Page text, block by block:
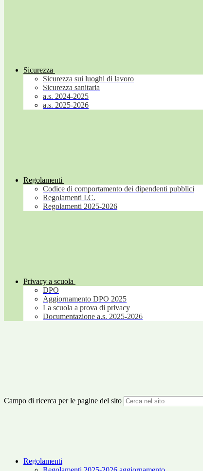
Sicurezza
Sicurezza sui luoghi di lavoro
Sicurezza sanitaria
a.s. 2024-2025
a.s. 2025-2026
Regolamenti
Codice di comportamento dei dipendenti pubblici
Regolamenti I.C.
Regolamenti 2025-2026
Privacy a scuola
DPO
Aggiornamento DPO 2025
La scuola a prova di privacy
Documentazione a.s. 2025-2026
Campo di ricerca per le pagine del sito
Regolamenti